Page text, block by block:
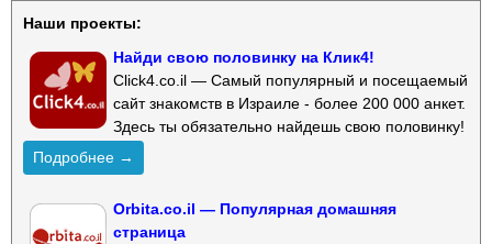
Наши проекты:
Найди свою половинку на Клик4!
Click4.co.il — Самый популярный и посещаемый
сайт знакомств в Израиле - более 200 000 анкет.
Здесь ты обязательно найдешь свою половинку!
Подробнее →
Orbita.co.il — Популярная домашняя
страница